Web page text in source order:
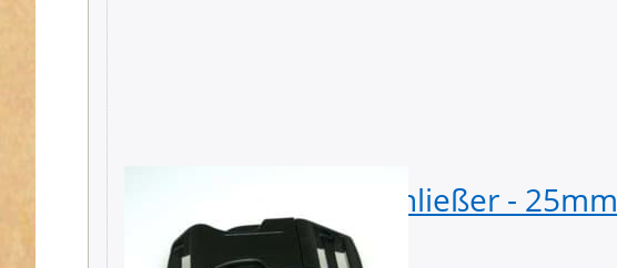
Gebogener Steckschließer - 25mm
Durchlass - 1 Stück